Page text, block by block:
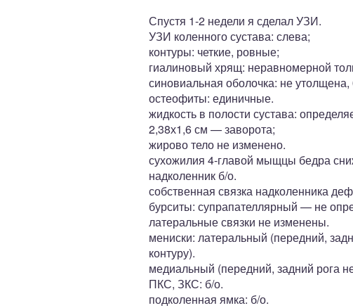
Спустя 1-2 недели я сделал УЗИ.
УЗИ коленного сустава: слева;
контуры: четкие, ровные;
гиалиновый хрящ: неравномерной
синовиальная оболочка: не утолщена,
остеофиты: единичные.
жидкость в полости сустава:
2,38х1,6 см — заворота;
жирово тело не изменено.
сухожилия 4-главой мыщцы бедра
надколенник б/о.
собственная связка надколенника
бурситы: супрапателлярный — не
латеральные связки не изменены.
мениски: латеральный (передний,
контуру).
медиальный (передний, задний рога
ПКС, ЗКС: б/о.
подколенная ямка: б/о.